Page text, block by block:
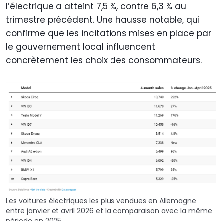
l’électrique a atteint 7,5 %, contre 6,3 % au
trimestre précédent. Une hausse notable, qui
confirme que les incitations mises en place par
le gouvernement local influencent
concrètement les choix des consommateurs.
Les voitures électriques les plus vendues en Allemagne
entre janvier et avril 2026 et la comparaison avec la même